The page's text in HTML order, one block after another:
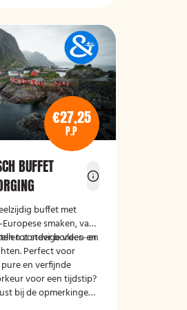
€27,25
P.P
BUFFET
buffet met
smaken, van
tot stevige vlees- en
Perfect voor
en verfijnde
zonder borden en
voor een tijdstip?
bij de opmerkingen